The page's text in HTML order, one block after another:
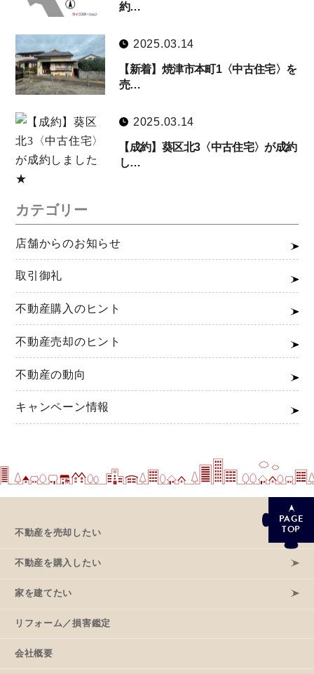
約…
2025.03.14
【新着】焼津市本町1〈中古住宅〉を
売…
2025.03.14
【成約】葵区北3〈中古住宅〉が成約
し…
カテゴリー
店舗からのお知らせ
取引御礼
不動産購入のヒント
不動産売却のヒント
不動産の動向
キャンペーン情報
PAGE
TOP
不動産を売却したい
不動産を購入したい
家を建てたい
リフォーム／損害鑑定
会社概要